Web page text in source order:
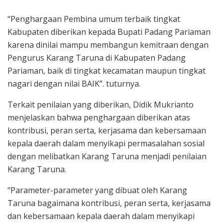
“Penghargaan Pembina umum terbaik tingkat
Kabupaten diberikan kepada Bupati Padang Pariaman
karena dinilai mampu membangun kemitraan dengan
Pengurus Karang Taruna di Kabupaten Padang
Pariaman, baik di tingkat kecamatan maupun tingkat
nagari dengan nilai BAIK”. tuturnya.
Terkait penilaian yang diberikan, Didik Mukrianto
menjelaskan bahwa penghargaan diberikan atas
kontribusi, peran serta, kerjasama dan kebersamaan
kepala daerah dalam menyikapi permasalahan sosial
dengan melibatkan Karang Taruna menjadi penilaian
Karang Taruna.
“Parameter-parameter yang dibuat oleh Karang
Taruna bagaimana kontribusi, peran serta, kerjasama
dan kebersamaan kepala daerah dalam menyikapi